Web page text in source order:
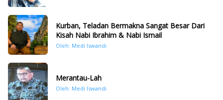
Kurban, Teladan Bermakna Sangat Besar Dari
Kisah Nabi Ibrahim & Nabi Ismail
Oleh: Medi Iswandi
Merantau-Lah
Oleh: Medi Iswandi